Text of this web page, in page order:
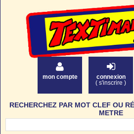
mon compte
connexion
( s'inscrire )
RECHERCHEZ PAR MOT CLEF OU
METRE